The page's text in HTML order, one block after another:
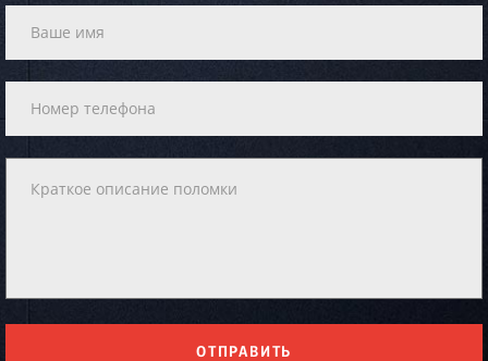
ОТПРАВИТЬ